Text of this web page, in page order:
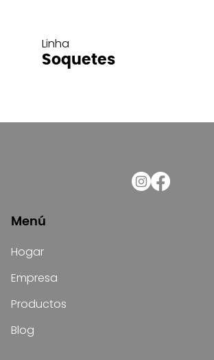
Linha
Soquetes
Menú
Hogar
Empresa
Productos
Blog